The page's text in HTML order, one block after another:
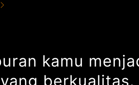
kamu
berkualitas.